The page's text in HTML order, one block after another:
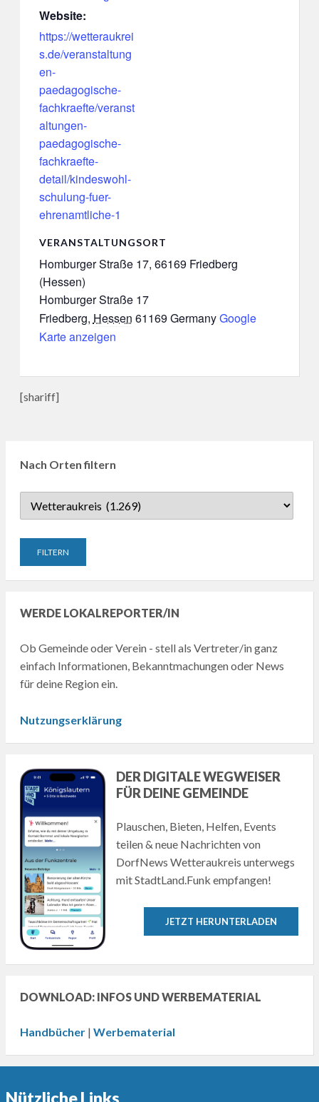
Website:
https://wetteraukrei
s.de/veranstaltung
en-
paedagogische-
fachkraefte/veranst
altungen-
paedagogische-
fachkraefte-
detail/kindeswohl-
schulung-fuer-
ehrenamtliche-1
VERANSTALTUNGSORT
Homburger Straße 17, 66169 Friedberg
(Hessen)
Homburger Straße 17
Friedberg, Hessen 61169 GermanyGoogle
Karte anzeigen
[shariff]
Nach Orten filtern
WERDE LOKALREPORTER/IN
Ob Gemeinde oder Verein - stell als Vertreter/in ganz
einfach Informationen, Bekanntmachungen oder News
für deine Region ein.
Nutzungserklärung
DER DIGITALE WEGWEISER
FÜR DEINE GEMEINDE
Plauschen, Bieten, Helfen, Events
teilen & neue Nachrichten von
DorfNews Wetteraukreis unterwegs
mit StadtLand.Funk empfangen!
JETZT HERUNTERLADEN
DOWNLOAD: INFOS UND WERBEMATERIAL
Handbücher| Werbematerial
Nützliche Links